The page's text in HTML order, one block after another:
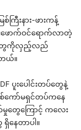
ြီးနား-ဖားကန့်
ောက်ဝင်ရောက်လာတဲ့
တွေကိုလှည့်လည်
တယ်။
ပူးပေါင်းတပ်တွေနဲ့
စ်ကော်မရှင်တပ်ကနေ
တွေကြောင့် ကလေး
နေတာပါ။